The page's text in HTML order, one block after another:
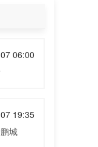
全场录
06:00
19:35
城